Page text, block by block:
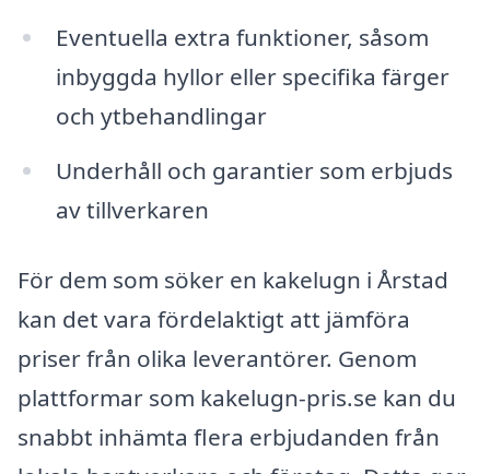
Eventuella extra funktioner, såsom
inbyggda hyllor eller specifika färger
och ytbehandlingar
Underhåll och garantier som erbjuds
av tillverkaren
För dem som söker en kakelugn i Årstad
kan det vara fördelaktigt att jämföra
priser från olika leverantörer. Genom
plattformar som kakelugn-pris.se kan du
snabbt inhämta flera erbjudanden från